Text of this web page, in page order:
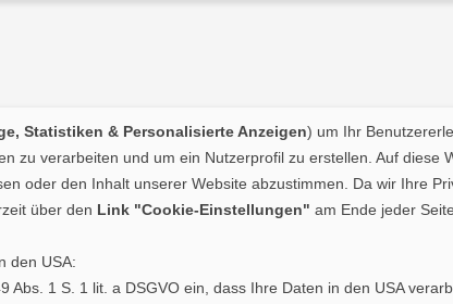
Statistiken & Personalisierte Anzeigen) um Ihr
zu verarbeiten und um ein Nutzerprofil zu erstellen. Auf diese
oder den Inhalt unserer Website abzustimmen. Da wir Ihre
über den Link "Cookie-Einstellungen" am Ende jeder
den USA:
1 S. 1 lit. a DSGVO ein, dass Ihre Daten in den USA